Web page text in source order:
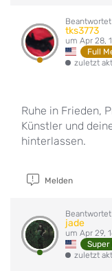
tks3773
um Apr 28,
Full
zuletzt
Ruhe in Frieden,
Künstler und
hinterlassen.
Melden
jade
um Apr 29,
zuletzt